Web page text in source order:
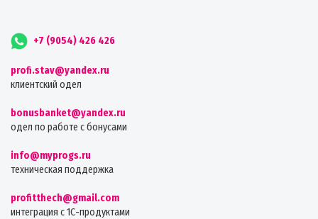
+7 (9054) 426 426
profi.stav@yandex.ru
клиентский одел
bonusbanket@yandex.ru
одел по работе с бонусами
info@myprogs.ru
техническая поддержка
profitthech@gmail.com
интеграция с 1С-продуктами